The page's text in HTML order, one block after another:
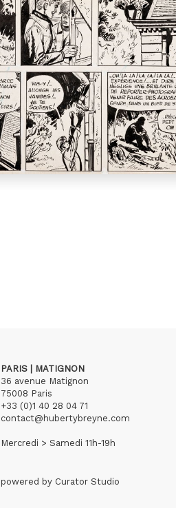
PARIS | MATIGNON
36 avenue Matignon
75008 Paris
+33 (0)1 40 28 04 71
contact@hubertybreyne.com
Mercredi > Samedi 11h-19h
powered by Curator Studio